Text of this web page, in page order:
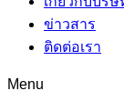
ข่าวสาร
ติดต่อเรา
Menu